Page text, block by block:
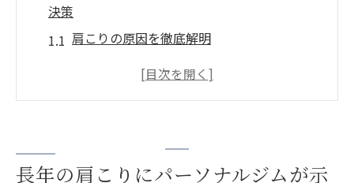
決策
肩こりの原因を徹底解明
パーソナルジムでの初回カウンセリングの
せ
長年の肩こりにパーソナルジムが示